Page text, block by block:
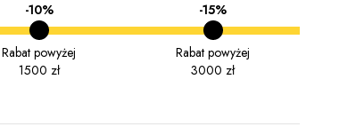
-10%
Rabat powyżej
1500 zł
-15%
Rabat powyżej
3000 zł